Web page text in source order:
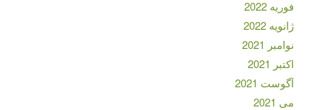
فوریه 2022
ژانویه 2022
نوامبر 2021
اکتبر 2021
آگوست 2021
می 2021